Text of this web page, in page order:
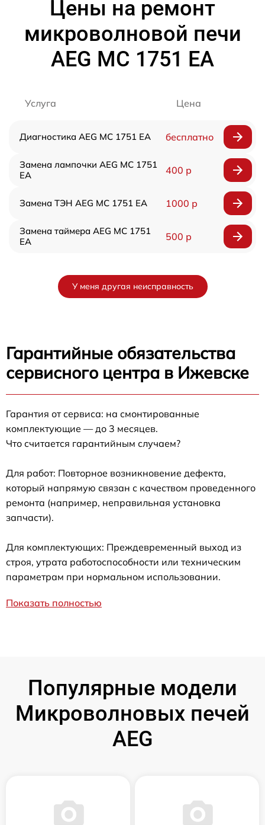
Цены на ремонт
микроволновой печи
AEG MC 1751 EA
Услуга Цена
Диагностика AEG MC 1751 EA бесплатно
Замена лампочки AEG MC 1751
EA
400 р
Замена ТЭН AEG MC 1751 EA 1000 р
Замена таймера AEG MC 1751
EA
500 р
У меня другая неисправность
Гарантийные обязательства
сервисного центра в Ижевске
Гарантия от сервиса: на смонтированные
комплектующие — до 3 месяцев.
Что считается гарантийным случаем?
Для работ: Повторное возникновение дефекта,
который напрямую связан с качеством проведенного
ремонта (например, неправильная установка
запчасти).
Для комплектующих: Преждевременный выход из
строя, утрата работоспособности или техническим
параметрам при нормальном использовании.
Показать полностью
Популярные модели
Микроволновых печей
AEG